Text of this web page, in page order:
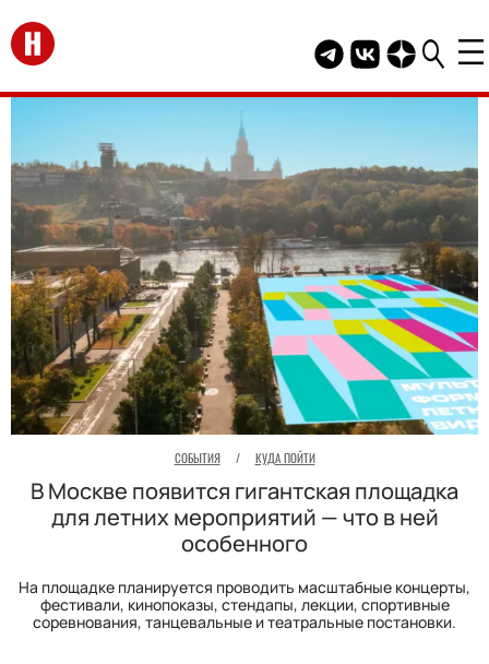
Перейти на главную
Telegram канал
Группа HELLO
Канал
СОБЫТИЯ / КУДА ПОЙТИ
В Москве появится гигантская площадка
для летних мероприятий — что в ней
особенного
На площадке планируется проводить масштабные концерты,
фестивали, кинопоказы, стендапы, лекции, спортивные
соревнования, танцевальные и театральные постановки.